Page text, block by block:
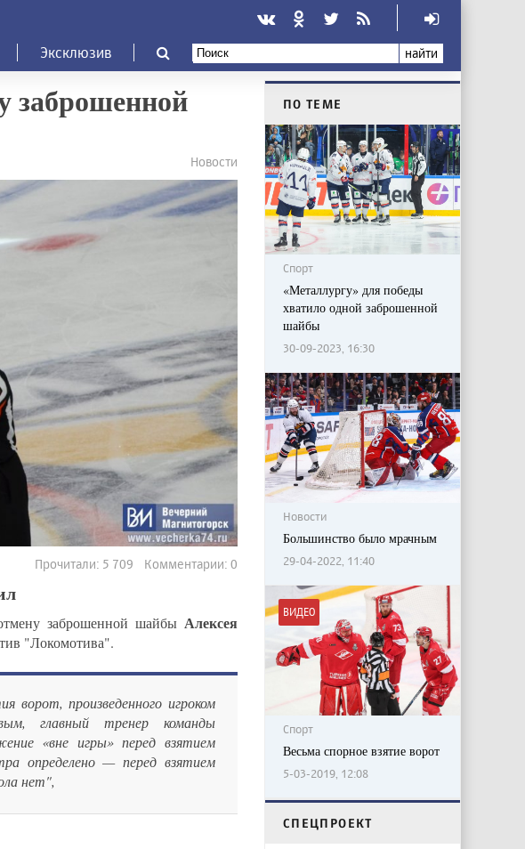
Эксклюзив найти
заброшенной
Новости
Прочитали: 5 709 Комментарии: 0
заброшенной шайбыАлексея
"Локомотива".
ворот, произведенного игроком
главный тренер команды
«вне игры» перед взятием
определено — перед взятием
нет",
ПО ТЕМЕ
Спорт
«Металлургу» для победы
хватило одной заброшенной
шайбы
30-09-2023, 16:30
Новости
Большинство было мрачным
29-04-2022, 11:40
ВИДЕО
Спорт
Весьма спорное взятие ворот
5-03-2019, 12:08
CПЕЦПРОЕКТ